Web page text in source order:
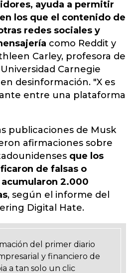
ayuda a permitir
los que el contenido de
redes sociales y
como Reddit y
Carley, profesora de
Carnegie
desinformación. "X es
entre una plataforma
publicaciones de Musk
afirmaciones sobre
que los
de falsas o
2.000
, según el informe del
Digital Hate.
del primer diario
y financiero de
a tan solo un clic